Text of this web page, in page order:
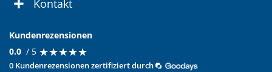
Kontakt
Kundenrezensionen
0.0 / 5 ★★★★★
★★★★★
0 Kundenrezensionen zertifiziert durch